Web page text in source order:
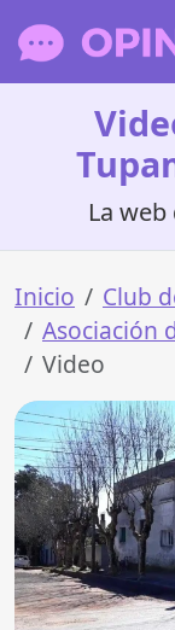
La
Inicio Club
Asociación
Video